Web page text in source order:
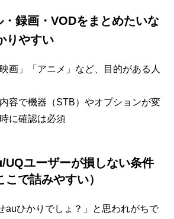
録画・VODをまとめたいな
りやすい
画」「アニメ」など、目的がある人
容で機器（STB）やオプションが変
に確認は必須
UQユーザーが損しない条件
こで詰みやすい）
auひかりでしょ？」と思われがちで